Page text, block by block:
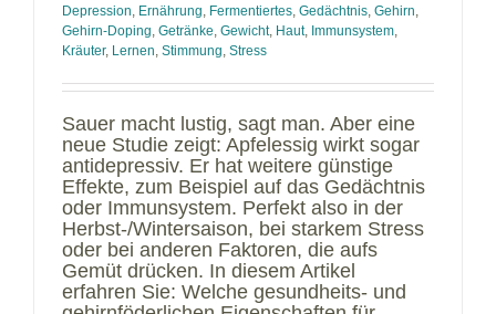
Depression, Ernährung, Fermentiertes, Gedächtnis, Gehirn,
Gehirn-Doping, Getränke, Gewicht, Haut, Immunsystem,
Kräuter, Lernen, Stimmung, Stress
Sauer macht lustig, sagt man. Aber eine
neue Studie zeigt: Apfelessig wirkt sogar
antidepressiv. Er hat weitere günstige
Effekte, zum Beispiel auf das Gedächtnis
oder Immunsystem. Perfekt also in der
Herbst-/Wintersaison, bei starkem Stress
oder bei anderen Faktoren, die aufs
Gemüt drücken. In diesem Artikel
erfahren Sie: Welche gesundheits- und